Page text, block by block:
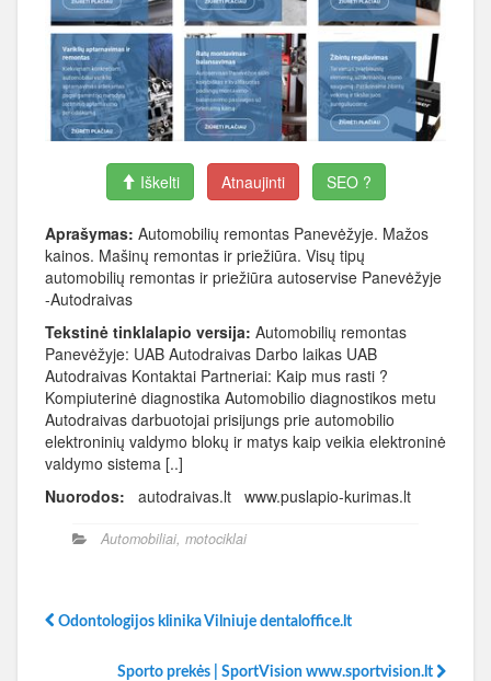
Iškelti Atnaujinti SEO ?
Aprašymas: Automobilių remontas Panevėžyje. Mažos
kainos. Mašinų remontas ir priežiūra. Visų tipų
automobilių remontas ir priežiūra autoservise Panevėžyje
-Autodraivas
Tekstinė tinklalapio versija: Automobilių remontas
Panevėžyje: UAB Autodraivas Darbo laikas UAB
Autodraivas Kontaktai Partneriai: Kaip mus rasti ?
Kompiuterinė diagnostika Automobilio diagnostikos metu
Autodraivas darbuotojai prisijungs prie automobilio
elektroninių valdymo blokų ir matys kaip veikia elektroninė
valdymo sistema [..]
Nuorodos: autodraivas.lt www.puslapio-kurimas.lt
Automobiliai, motociklai
Odontologijos klinika Vilniuje dentaloffice.lt
Sporto prekės | SportVision www.sportvision.lt